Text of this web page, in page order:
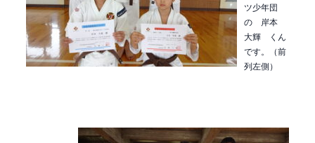
ツ少年団
の 岸本
大輝 くん
です。（前
列左側）